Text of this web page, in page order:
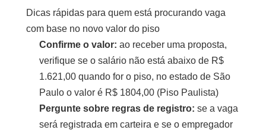
Dicas rápidas para quem está procurando vaga
com base no novo valor do piso
Confirme o valor: ao receber uma proposta,
verifique se o salário não está abaixo de R$
1.621,00 quando for o piso, no estado de São
Paulo o valor é R$ 1804,00 (Piso Paulista)
Pergunte sobre regras de registro: se a vaga
será registrada em carteira e se o empregador